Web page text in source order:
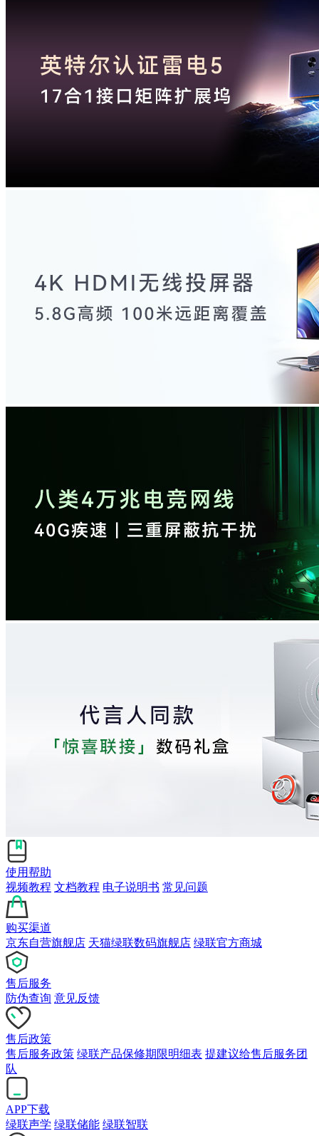
使用帮助
视频教程 文档教程 电子说明书 常见问题
购买渠道
京东自营旗舰店 天猫绿联数码旗舰店 绿联官方商城
售后服务
防伪查询 意见反馈
售后政策
售后服务政策 绿联产品保修期限明细表 提建议给售后服务团
队
APP下载
绿联声学 绿联储能 绿联智联